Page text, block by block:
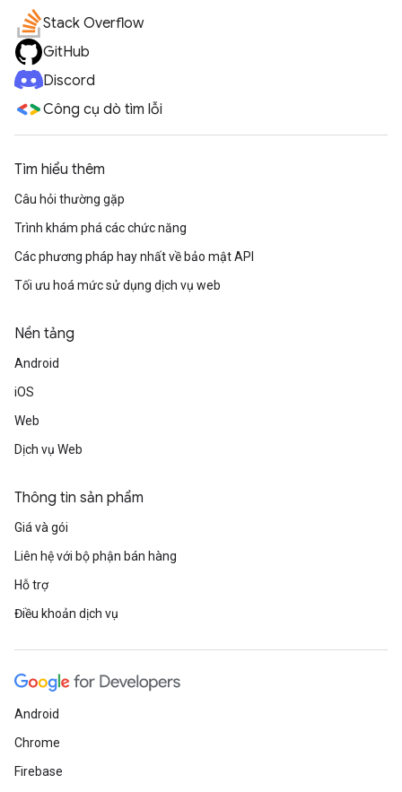
Stack Overflow
GitHub
Discord
Công cụ dò tìm lỗi
Tìm hiểu thêm
Câu hỏi thường gặp
Trình khám phá các chức năng
Các phương pháp hay nhất về bảo mật API
Tối ưu hoá mức sử dụng dịch vụ web
Nền tảng
Android
iOS
Web
Dịch vụ Web
Thông tin sản phẩm
Giá và gói
Liên hệ với bộ phận bán hàng
Hỗ trợ
Điều khoản dịch vụ
Android
Chrome
Firebase